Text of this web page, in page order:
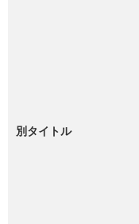
別タイトル